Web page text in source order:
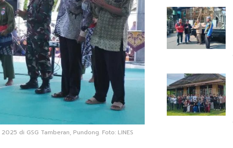
di GSG Tamberan, Pundong. Foto: LINES